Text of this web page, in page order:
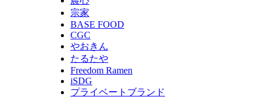
宗家
BASE FOOD
CGC
やおきん
たるたや
Freedom Ramen
iSDG
プライベートブランド